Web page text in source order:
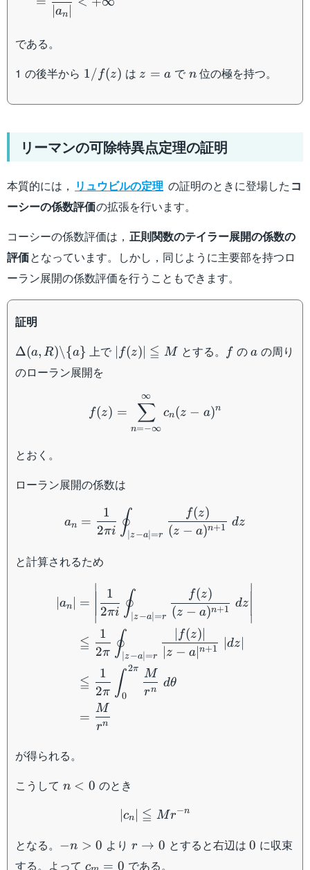
∣an
である。
1 の後半から 1/f(z)
1/ f(z) は z=a
z = aで n
n位の極を持つ。
リーマンの可除特異点定理の証明
本質的には， リュウビルの定理 の証明のときに登場した コ
ーシーの係数評価の拡張を行います。
コーシーの係数評価は， 正則関数のテイラー展開の係数の
評価となっています。しかし，同じように主要部を持つロ
ーラン展開の係数評価を行うこともできます。
証明
\Delta
(a,R)
\backslash
Δ(a, R)\{a} 上で |f(z)|
\leqq
∣ f(z)∣ ≦ Mとする。 ffのa
a の周り
のローラン展開を
f(z) =
n=−∞
∑
∞
cn(z − a)n
とおく。
ローラン展開の係数は
a_n = \dfrac{1}{2 \pi
an =
2πi
1 ∮ ∣z−a =r (z − a)n+1
f(z)
dz
と計算されるため
\begin{aligned} |a_n|
an =
∣
∣
2πi
1 ∮ ∣z−a∣ =r (z − a)n+1
f(z)
dz
∣
∣
≦ 2π
1 ∮ ∣z−a∣ =r z − a∣ n+1
∣ f(z)∣
dz
≦ 2π
1 ∫0
2π
rn
M
dθ
=
rn
M
が得られる。
こうして n
n < 0 のとき
∣cn ∣ ≦ Mr−n
となる。 -
−n > 0 より r
\to
r → 0 とすると右辺は0
0 に収束
する。よって c_m
c = 0 である。